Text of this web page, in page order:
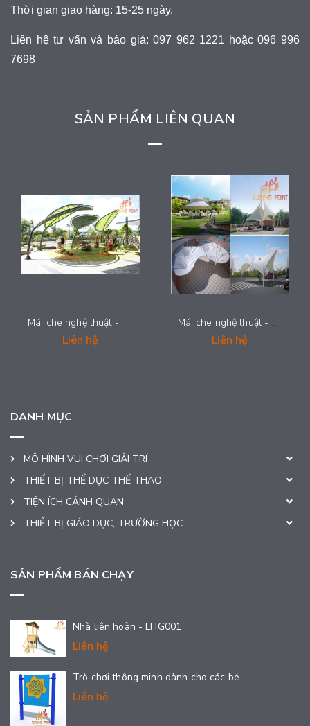
Thời gian giao hàng: 15-25 ngày.
Liên hệ tư vấn và báo giá: 097 962 1221 hoặc 096 996
7698
SẢN PHẨM LIÊN QUAN
Mái che nghệ thuật - MCNT2
Liên hệ
Mái che nghệ thuật - MCNT1
Liên hệ
DANH MỤC
MÔ HÌNH VUI CHƠI GIẢI TRÍ
THIẾT BỊ THỂ DỤC THỂ THAO
TIỆN ÍCH CẢNH QUAN
THIẾT BỊ GIÁO DỤC, TRƯỜNG HỌC
SẢN PHẨM BÁN CHẠY
Nhà liên hoàn - LHG001
Liên hệ
Trò chơi thông minh dành cho các bé
Liên hệ